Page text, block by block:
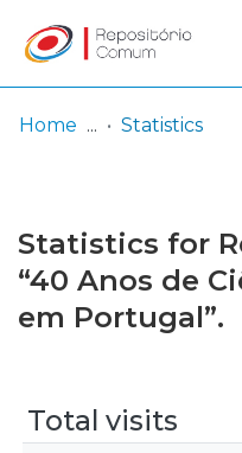
Browse repository
Entities
Log
In
(current)
Home Statistics
Statistics for
“40 Anos de
em Portugal”.
Total visits